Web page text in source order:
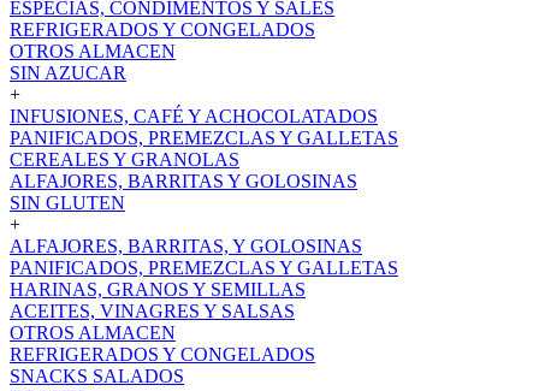
ESPECIAS, CONDIMENTOS Y SALES
REFRIGERADOS Y CONGELADOS
OTROS ALMACEN
SIN AZUCAR
+
INFUSIONES, CAFÉ Y ACHOCOLATADOS
PANIFICADOS, PREMEZCLAS Y GALLETAS
CEREALES Y GRANOLAS
ALFAJORES, BARRITAS Y GOLOSINAS
SIN GLUTEN
+
ALFAJORES, BARRITAS, Y GOLOSINAS
PANIFICADOS, PREMEZCLAS Y GALLETAS
HARINAS, GRANOS Y SEMILLAS
ACEITES, VINAGRES Y SALSAS
OTROS ALMACEN
REFRIGERADOS Y CONGELADOS
SNACKS SALADOS